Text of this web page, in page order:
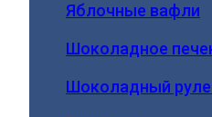
Яблочные вафли
Шоколадное
Шоколадный